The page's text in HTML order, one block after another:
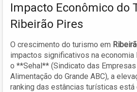
Impacto Econômico do
Ribeirão Pires
O crescimento do turismo em
impactos significativos na economia
o **Sehal** (Sindicato das
Alimentação do Grande ABC), a
ranking das estâncias turísticas